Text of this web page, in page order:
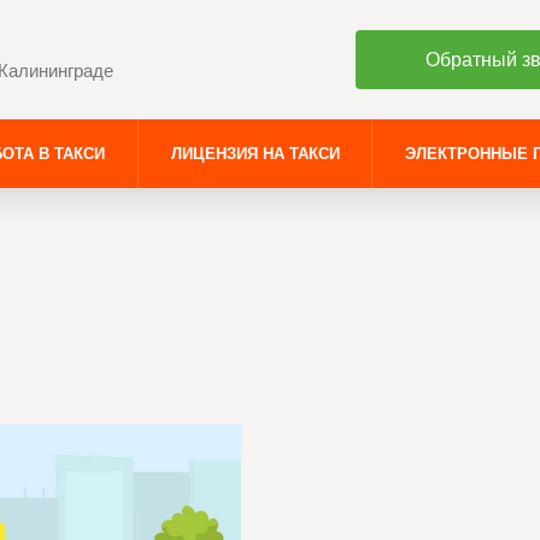
Обратный
В ТАКСИ ЛИЦЕНЗИЯ НА ТАКСИ ЭЛЕКТРОННЫЕ